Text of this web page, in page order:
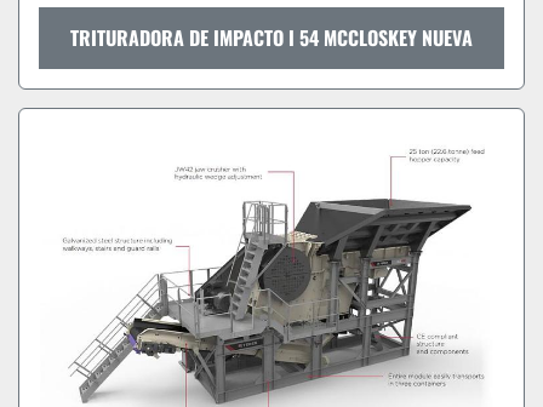
TRITURADORA DE IMPACTO I 54 MCCLOSKEY NUEVA